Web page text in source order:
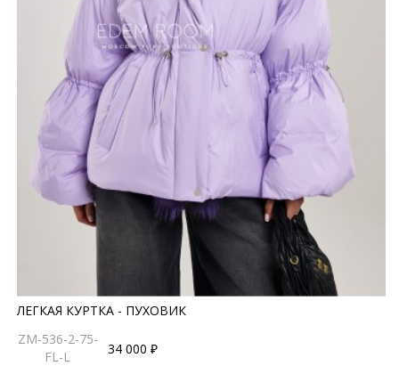
*описание несет информационный характер, состав и
правила ухода могут быть изменены производителем
ЛЕГКАЯ КУРТКА - ПУХОВИК
ZM-536-2-75-
FL-L
34 000 ₽